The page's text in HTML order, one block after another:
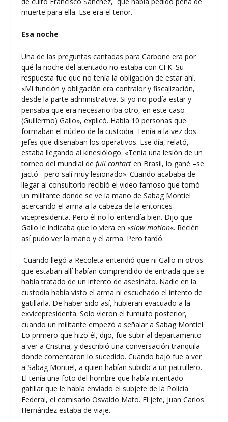
muerte para ella. Ese era el tenor.
Esa noche
Una de las preguntas cantadas para Carbone era por
qué la noche del atentado no estaba con CFK. Su
respuesta fue que no tenía la obligación de estar ahí.
«Mi función y obligación era contralor y fiscalización,
desde la parte administrativa. Si yo no podía estar y
pensaba que era necesario iba otro, en este caso
(Guillermo) Gallo», explicó. Había 10 personas que
formaban el núcleo de la custodia. Tenía a la vez dos
jefes que diseñaban los operativos. Ese día, relató,
estaba llegando al kinesiólogo. «Tenía una lesión de un
torneo del mundial de full contacten Brasil, lo gané –se
jactó– pero salí muy lesionado». Cuando acababa de
llegar al consultorio recibió el video famoso que tomó
un militante donde se ve la mano de Sabag Montiel
acercando el arma a la cabeza de la entonces
vicepresidenta. Pero él no lo entendía bien. Dijo que
Gallo le indicaba que lo viera en «slow motion«. Recién
así pudo ver la mano y el arma. Pero tardó.
Cuando llegó a Recoleta entendió que ni Gallo ni otros
que estaban allí habían comprendido de entrada que se
había tratado de un intento de asesinato. Nadie en la
custodia había visto el arma ni escuchado el intento de
gatillarla. De haber sido así, hubieran evacuado a la
exvicepresidenta. Solo vieron el tumulto posterior,
cuando un militante empezó a señalar a Sabag Montiel.
Lo primero que hizo él, dijo, fue subir al departamento
a ver a Cristina, y describió una conversación tranquila
donde comentaron lo sucedido. Cuando bajó fue a ver
a Sabag Montiel, a quien habían subido a un patrullero.
El tenía una foto del hombre que había intentado
gatillar que le había enviado el subjefe de la Policía
Federal, el comisario Osvaldo Mato. El jefe, Juan Carlos
Hernández estaba de viaje.